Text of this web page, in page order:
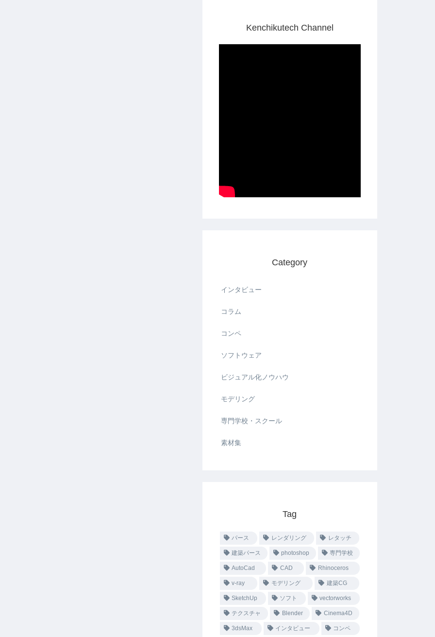
Kenchikutech Channel
Category
インタビュー
コラム
コンペ
ソフトウェア
ビジュアル化ノウハウ
モデリング
専門学校・スクール
素材集
Tag
パース レンダリング レタッチ
建築パース photoshop 専門学校
AutoCad CAD Rhinoceros
v-ray モデリング 建築CG
SketchUp ソフト vectorworks
テクスチャ Blender Cinema4D
3dsMax インタビュー コンペ